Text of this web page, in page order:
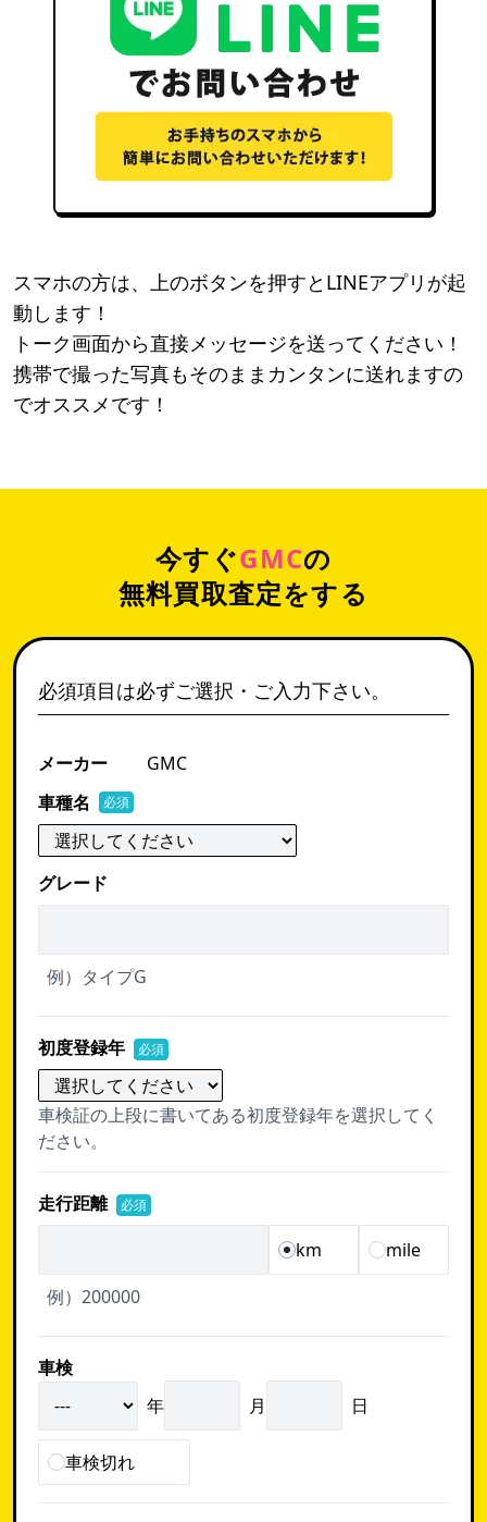
スマホの方は、上のボタンを押すとLINEアプリが起
動します！
トーク画面から直接メッセージを送ってください！
携帯で撮った写真もそのままカンタンに送れますの
でオススメです！
今すぐGMCの
無料買取査定をする
必須項目は必ずご選択・ご入力下さい。
メーカー
GMC
車種名
必須
グレード
例）タイプG
初度登録年 必須
車検証の上段に書いてある初度登録年を選択してく
ださい。
走行距離 必須
km
mile
例）200000
車検
年
月 日
車検切れ